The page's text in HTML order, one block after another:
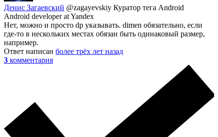
Денис Загаевский @zagayevskiy Куратор тега Android
Android developer at Yandex
Нет, можно и просто dp указывать. dimen обязательно, если
где-то в нескольких местах обязан быть одинаковый размер,
например.
Ответ написан более трёх лет назад
3 комментария